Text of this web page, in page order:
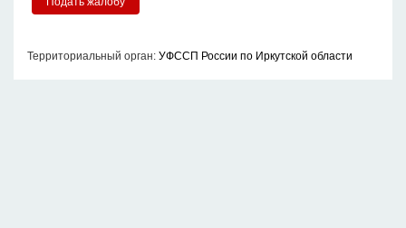
Территориальный орган: УФССП России по Иркутской области